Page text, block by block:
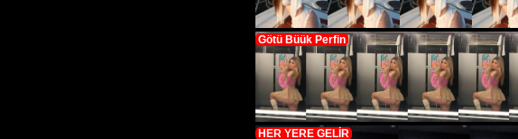
Götü Büük Perfin
HER YERE GELİR